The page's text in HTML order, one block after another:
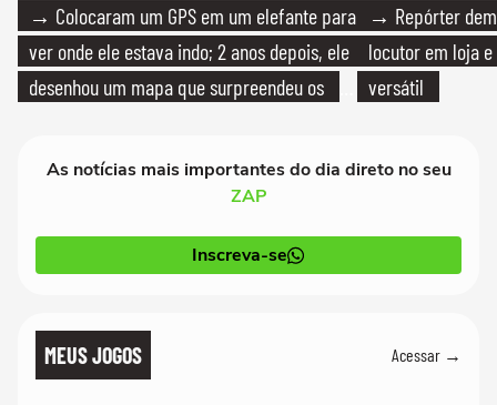
→ Colocaram um GPS em um elefante para
ver onde ele estava indo; 2 anos depois, ele
desenhou um mapa que surpreendeu os
→ Repórter
locutor em loja
versátil
As notícias mais importantes do dia direto no seu
ZAP
Inscreva-se
MEUS JOGOS Acessar →